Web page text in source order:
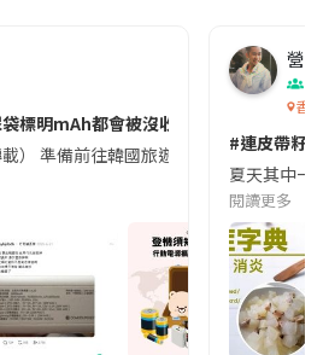
標明mAh都會被沒收😱出發前切記檢查
載） 準備前往韓國旅遊的民眾，近期要
營養
香港
#連皮帶籽
夏天其中一
閱讀更多